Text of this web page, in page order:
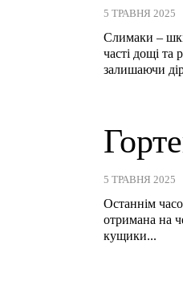
5 ТРАВНЯ 2025
Слимаки –
часті дощі
залишаючи
5 ТРАВНЯ 2025
Останнім
отримана на
кущики...